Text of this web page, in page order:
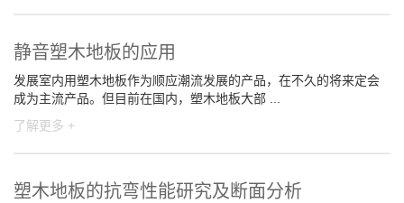
静音塑木地板的应用
发展室内用塑木地板作为顺应潮流发展的产品，在不久的将来定会
成为主流产品。但目前在国内，塑木地板大部 ...
了解更多 +
塑木地板的抗弯性能研究及断面分析